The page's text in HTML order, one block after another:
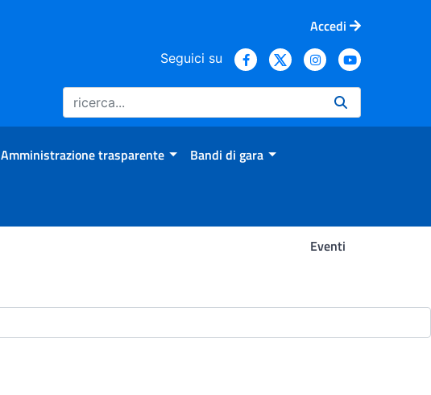
Accedi
Seguici su
Amministrazione trasparente Bandi di gara
Eventi